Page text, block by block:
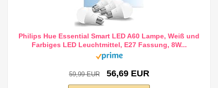
Philips Hue Essential Smart LED A60 Lampe, Weiß und
Farbiges LED Leuchtmittel, E27 Fassung, 8W...
59,99 EUR 56,69 EUR